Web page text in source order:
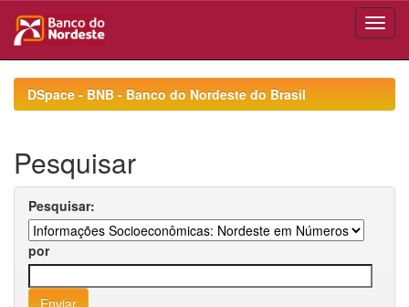
navigationDSpace - BNB - Banco do Nordeste do Brasil
Pesquisar
Pesquisar:
por